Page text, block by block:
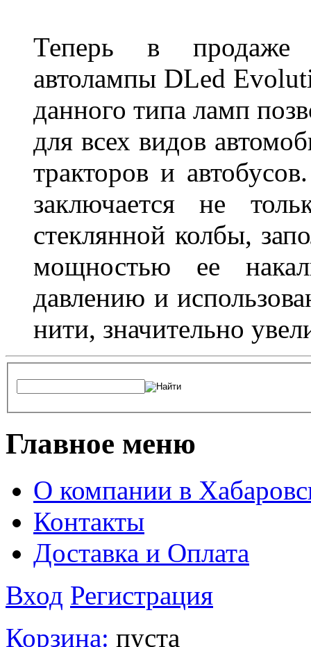
Теперь в продаже
автолампы DLed
данного типа ламп
для всех видов
тракторов и
заключается не
стеклянной колбы,
мощностью ее
давлению и
нити, значительно
Главное меню
О компании в
Контакты
Доставка и Оплата
Вход Регистрация
Корзина: пуста